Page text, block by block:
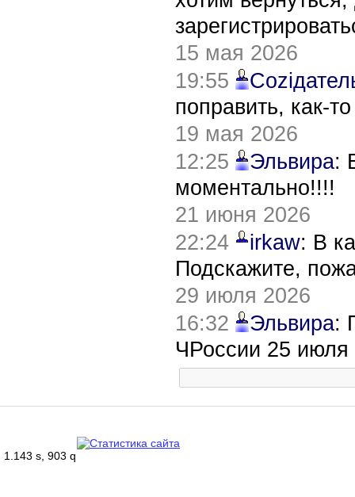
15 мая 2026
19:55
поправить, как-
19 мая 2026
12:25
Эльвира:
моментально!!!!
21 июня 2026
22:24
irkaw: В
Подскажите,
29 июля 2026
16:32
Эльвира:
ЧРоссии 25 июля
1.143 s, 903 q